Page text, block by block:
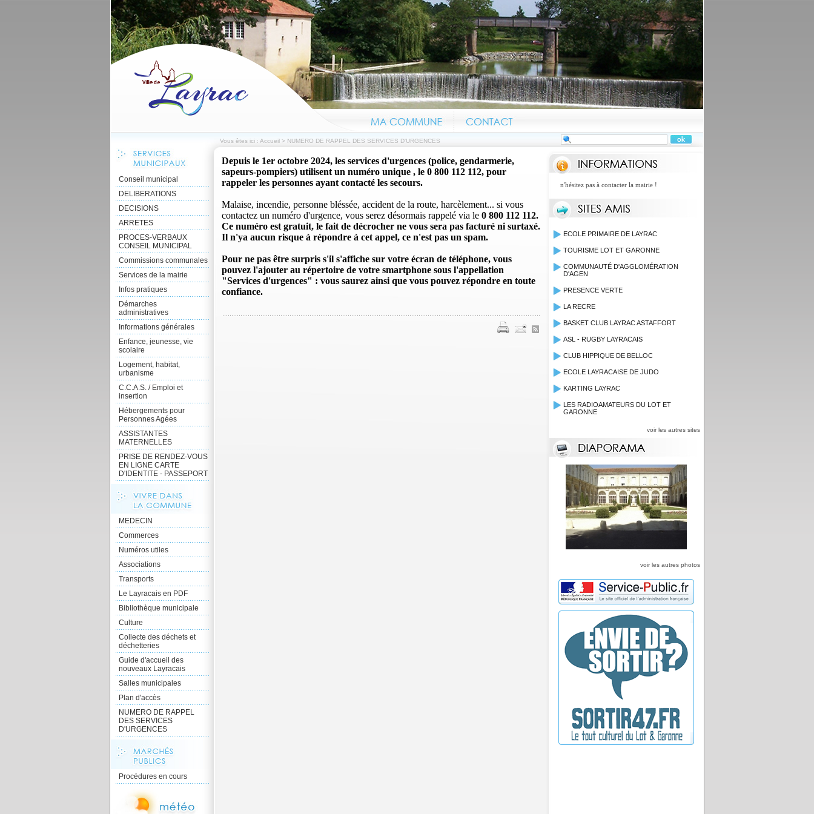
Vous êtes ici : Accueil > NUMERO DE RAPPEL DES SERVICES D'URGENCES
Conseil municipal
DELIBERATIONS
DECISIONS
ARRETES
PROCES-VERBAUX
CONSEIL MUNICIPAL
Commissions communales
Services de la mairie
Infos pratiques
Démarches
administratives
Informations générales
Enfance, jeunesse, vie
scolaire
Logement, habitat,
urbanisme
C.C.A.S. / Emploi et
insertion
Hébergements pour
Personnes Agées
ASSISTANTES
MATERNELLES
PRISE DE RENDEZ-VOUS
EN LIGNE CARTE
D'IDENTITE - PASSEPORT
MEDECIN
Commerces
Numéros utiles
Associations
Transports
Le Layracais en PDF
Bibliothèque municipale
Culture
Collecte des déchets et
déchetteries
Guide d'accueil des
nouveaux Layracais
Salles municipales
Plan d'accès
NUMERO DE RAPPEL
DES SERVICES
D'URGENCES
Procédures en cours
Depuis le 1er octobre 2024, les services d'urgences (police, gendarmerie,
sapeurs-pompiers) utilisent un numéro unique , le 0 800 112 112, pour
rappeler les personnes ayant contacté les secours.
Malaise, incendie, personne bléssée, accident de la route, harcèlement... si vous
contactez un numéro d'urgence, vous serez désormais rappelé via le 0 800 112 112.
Ce numéro est gratuit, le fait de décrocher ne vous sera pas facturé ni surtaxé.
Il n'ya aucun risque à répondre à cet appel, ce n'est pas un spam.
Pour ne pas être surpris s'il s'affiche sur votre écran de téléphone, vous
pouvez l'ajouter au répertoire de votre smartphone sous l'appellation
"Services d'urgences" : vous saurez ainsi que vous pouvez répondre en toute
confiance.
Information canicule n'hésitez pas à contacter la mairie !
ECOLE PRIMAIRE DE LAYRAC
TOURISME LOT ET GARONNE
COMMUNAUTÉ D'AGGLOMÉRATION
D'AGEN
PRESENCE VERTE
LA RECRE
BASKET CLUB LAYRAC ASTAFFORT
ASL - RUGBY LAYRACAIS
CLUB HIPPIQUE DE BELLOC
ECOLE LAYRACAISE DE JUDO
KARTING LAYRAC
LES RADIOAMATEURS DU LOT ET
GARONNE
voir les autres sites
voir les autres photos